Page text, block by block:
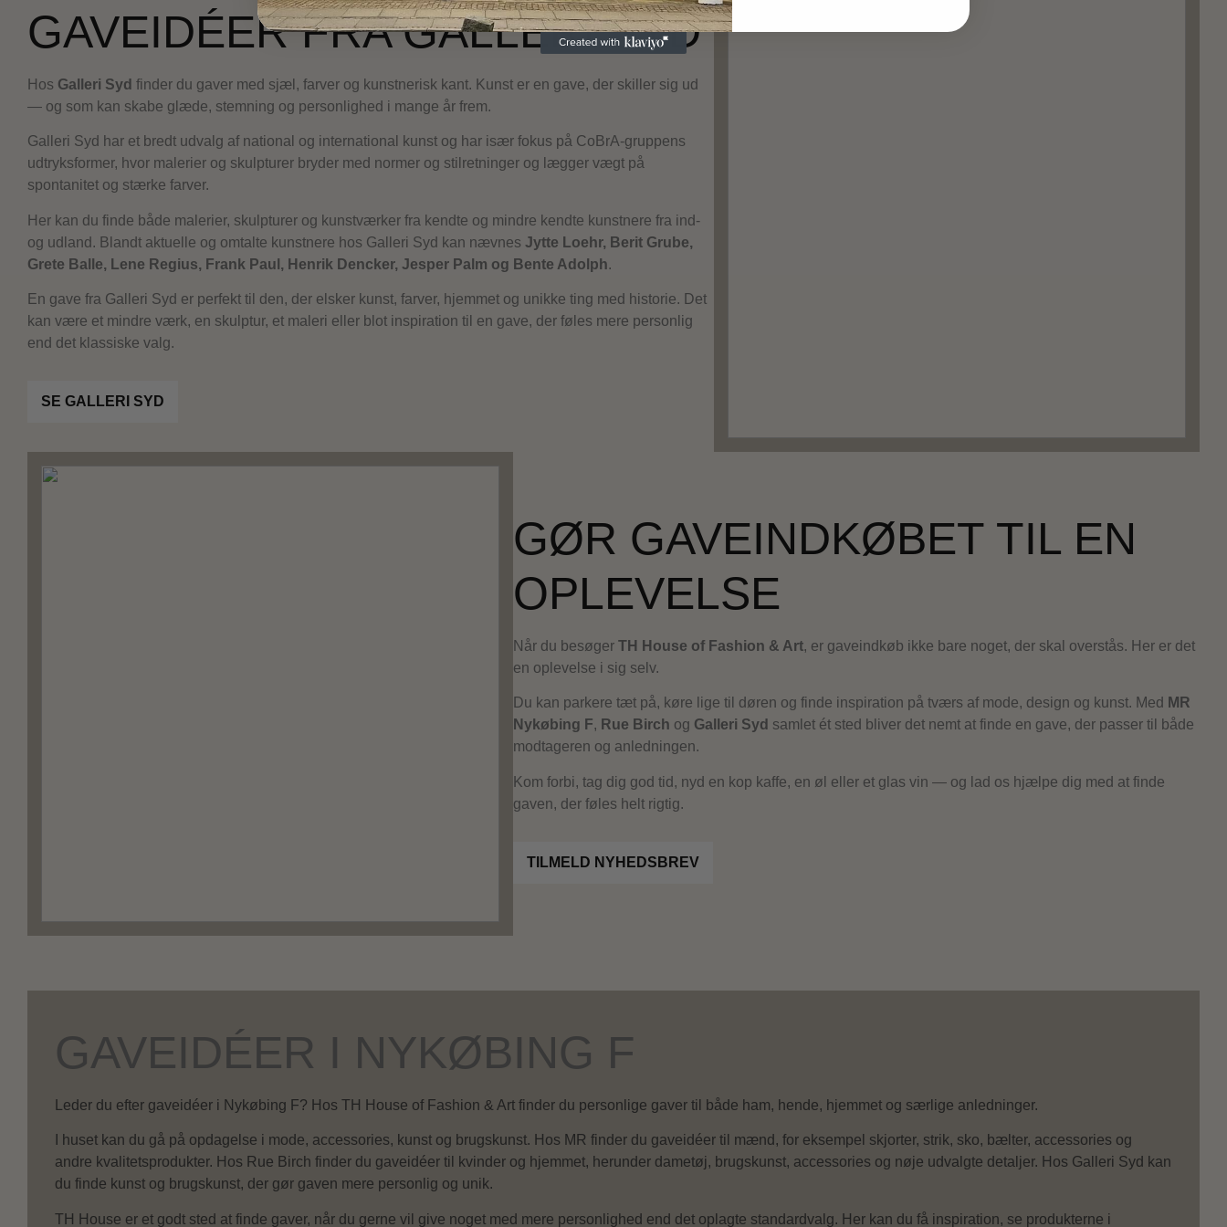
GAVEIDÉER FRA GALLERI SYD
Hos Galleri Syd finder du gaver med sjæl, farver og kunstnerisk kant. Kunst er en gave, der skiller sig ud
— og som kan skabe glæde, stemning og personlighed i mange år frem.
Galleri Syd har et bredt udvalg af national og international kunst og har især fokus på CoBrA-gruppens
udtryksformer, hvor malerier og skulpturer bryder med normer og stilretninger og lægger vægt på
spontanitet og stærke farver.
Her kan du finde både malerier, skulpturer og kunstværker fra kendte og mindre kendte kunstnere fra ind-
og udland. Blandt aktuelle og omtalte kunstnere hos Galleri Syd kan nævnes Jytte Loehr, Berit Grube,
Grete Balle, Lene Regius, Frank Paul, Henrik Dencker, Jesper Palm og Bente Adolph.
En gave fra Galleri Syd er perfekt til den, der elsker kunst, farver, hjemmet og unikke ting med historie. Det
kan være et mindre værk, en skulptur, et maleri eller blot inspiration til en gave, der føles mere personlig
end det klassiske valg.
SE GALLERI SYD
GØR GAVEINDKØBET TIL EN
OPLEVELSE
Når du besøger TH House of Fashion & Art, er gaveindkøb ikke bare noget, der skal overstås. Her er det
en oplevelse i sig selv.
Du kan parkere tæt på, køre lige til døren og finde inspiration på tværs af mode, design og kunst. Med MR
Nykøbing F, Rue Birch og Galleri Syd samlet ét sted bliver det nemt at finde en gave, der passer til både
modtageren og anledningen.
Kom forbi, tag dig god tid, nyd en kop kaffe, en øl eller et glas vin — og lad os hjælpe dig med at finde
gaven, der føles helt rigtig.
TILMELD NYHEDSBREV
GAVEIDÉER I NYKØBING F
Leder du efter gaveidéer i Nykøbing F? Hos TH House of Fashion & Art finder du personlige gaver til både ham, hende, hjemmet og særlige anledninger.
I huset kan du gå på opdagelse i mode, accessories, kunst og brugskunst. Hos MR finder du gaveidéer til mænd, for eksempel skjorter, strik, sko, bælter, accessories og
andre kvalitetsprodukter. Hos Rue Birch finder du gaveidéer til kvinder og hjemmet, herunder dametøj, brugskunst, accessories og nøje udvalgte detaljer. Hos Galleri Syd kan
du finde kunst og brugskunst, der gør gaven mere personlig og unik.
TH House er et godt sted at finde gaver, når du gerne vil give noget med mere personlighed end det oplagte standardvalg. Her kan du få inspiration, se produkterne i